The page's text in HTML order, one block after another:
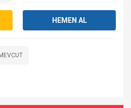
HEMEN AL